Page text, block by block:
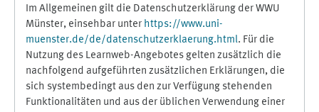
Im Allgemeinen gilt die Datenschutzerklärung der WWU
Münster, einsehbar unter https://www.uni-
muenster.de/de/datenschutzerklaerung.html. Für die
Nutzung des Learnweb-Angebotes gelten zusätzlich die
nachfolgend aufgeführten zusätzlichen Erklärungen, die
sich systembedingt aus den zur Verfügung stehenden
Funktionalitäten und aus der üblichen Verwendung einer